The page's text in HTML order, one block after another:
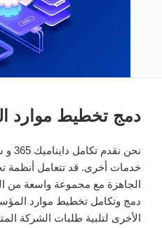
دمج تخطيط موارد
نحن
خدمات أخرى. قد تتعامل
الجاهزة مع مجموعة واسعة من
دمج وتكامل تخطيط موارد
الأخرى لتلبية طلبات الشركة